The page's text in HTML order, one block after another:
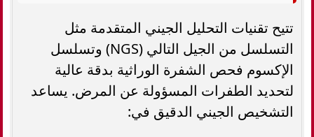
تتيح تقنيات التحليل الجيني المتقدمة مثل
التسلسل من الجيل التالي (NGS) وتسلسل
الإكسوم فحص الشفرة الوراثية بدقة عالية
لتحديد الطفرات المسؤولة عن المرض. يساعد
التشخيص الجيني الدقيق في: